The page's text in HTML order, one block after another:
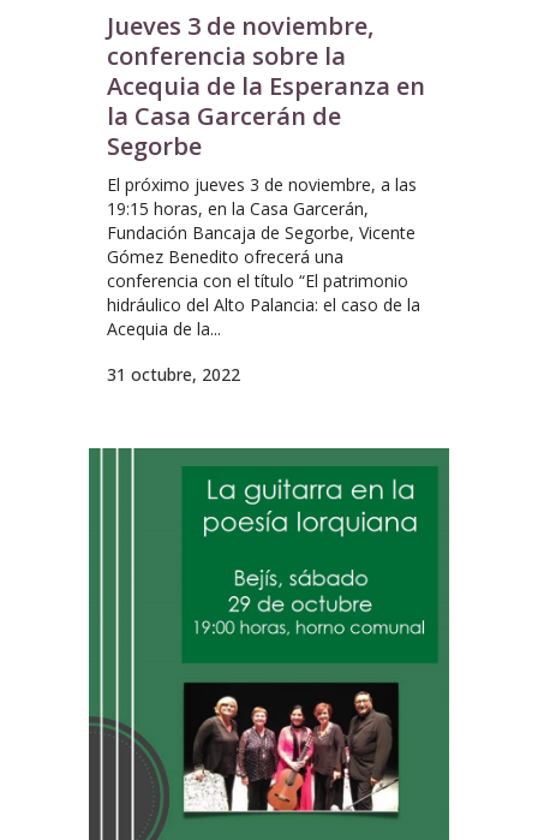
Jueves 3 de noviembre,
conferencia sobre la
Acequia de la Esperanza en
la Casa Garcerán de
Segorbe
El próximo jueves 3 de noviembre, a las
19:15 horas, en la Casa Garcerán,
Fundación Bancaja de Segorbe, Vicente
Gómez Benedito ofrecerá una
conferencia con el título “El patrimonio
hidráulico del Alto Palancia: el caso de la
Acequia de la...
31 octubre, 2022